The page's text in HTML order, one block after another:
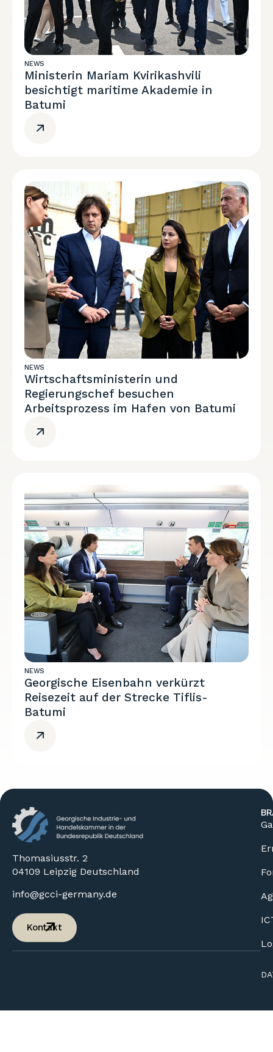
NEWS
Ministerin Mariam Kvirikashvili
besichtigt maritime Akademie in
Batumi
NEWS
Wirtschaftsministerin und
Regierungschef besuchen
Arbeitsprozess im Hafen von Batumi
NEWS
Georgische Eisenbahn verkürzt
Reisezeit auf der Strecke Tiflis-
Batumi
Thomasiusstr. 2
04109 Leipzig Deutschland
info@gcci-germany.de
Kontakt